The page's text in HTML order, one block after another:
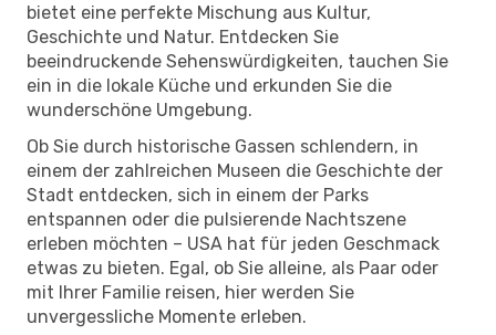
bietet eine perfekte Mischung aus Kultur,
Geschichte und Natur. Entdecken Sie
beeindruckende Sehenswürdigkeiten, tauchen Sie
ein in die lokale Küche und erkunden Sie die
wunderschöne Umgebung.
Ob Sie durch historische Gassen schlendern, in
einem der zahlreichen Museen die Geschichte der
Stadt entdecken, sich in einem der Parks
entspannen oder die pulsierende Nachtszene
erleben möchten – USA hat für jeden Geschmack
etwas zu bieten. Egal, ob Sie alleine, als Paar oder
mit Ihrer Familie reisen, hier werden Sie
unvergessliche Momente erleben.